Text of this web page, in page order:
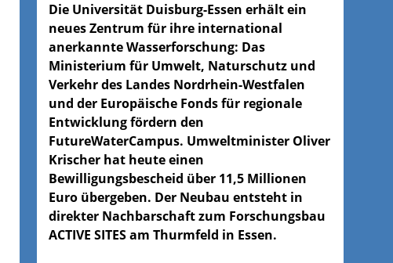
Die Universität Duisburg-Essen erhält ein
neues Zentrum für ihre international
anerkannte Wasserforschung: Das
Ministerium für Umwelt, Naturschutz und
Verkehr des Landes Nordrhein-Westfalen
und der Europäische Fonds für regionale
Entwicklung fördern den
FutureWaterCampus. Umweltminister Oliver
Krischer hat heute einen
Bewilligungsbescheid über 11,5 Millionen
Euro übergeben. Der Neubau entsteht in
direkter Nachbarschaft zum Forschungsbau
ACTIVE SITES am Thurmfeld in Essen.